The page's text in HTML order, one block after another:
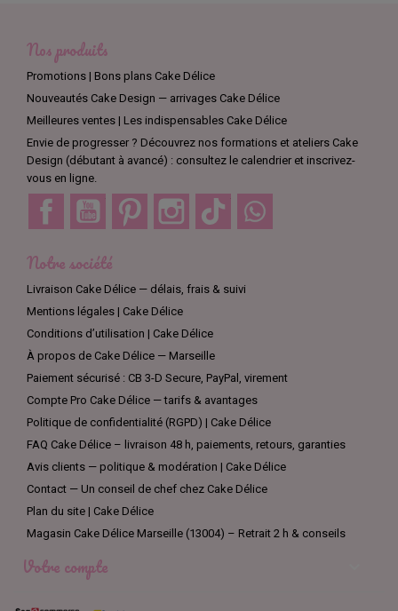
Nos produits
Promotions | Bons plans Cake Délice
Nouveautés Cake Design — arrivages Cake Délice
Meilleures ventes | Les indispensables Cake Délice
Envie de progresser ? Découvrez nos formations et ateliers Cake
Design (débutant à avancé) : consultez le calendrier et inscrivez-
vous en ligne.
Facebook YouTube Pinterest Instagram TikTok
Notre société
Livraison Cake Délice — délais, frais & suivi
Mentions légales | Cake Délice
Conditions d’utilisation | Cake Délice
À propos de Cake Délice — Marseille
Paiement sécurisé : CB 3-D Secure, PayPal, virement
Compte Pro Cake Délice — tarifs & avantages
Politique de confidentialité (RGPD) | Cake Délice
FAQ Cake Délice – livraison 48 h, paiements, retours, garanties
Avis clients — politique & modération | Cake Délice
Contact — Un conseil de chef chez Cake Délice
Plan du site | Cake Délice
Magasin Cake Délice Marseille (13004) – Retrait 2 h & conseils
Votre compte